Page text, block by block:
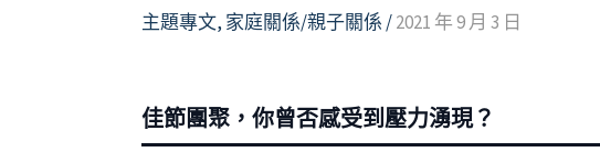
主題專文, 家庭關係/親子關係 /2021 年 9 月 3 日
佳節團聚，你曾否感受到壓力湧現？